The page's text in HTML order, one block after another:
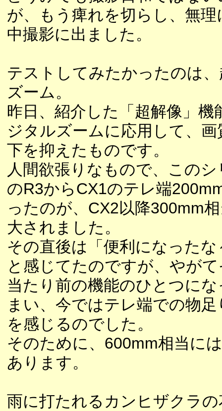
が、もう痺れを切らし、無理
中撮影に出ました。
テストしてみたかったのは
ズーム。
昨日、紹介した「超解像」機
ジタルズームに応用して、画
下を抑えたものです。
人間欲張りなもので、このシ
のR3からCX1のテレ端
ったのが、CX2以降300mm
大されました。
その直後は「便利になったな
と感じてたのですが、やが
当たり前の機能のひとつに
まい、今ではテレ端での物
を感じるのでした。
そのために、600mm相当に
あります。
雨に打たれるカンヒザクラ